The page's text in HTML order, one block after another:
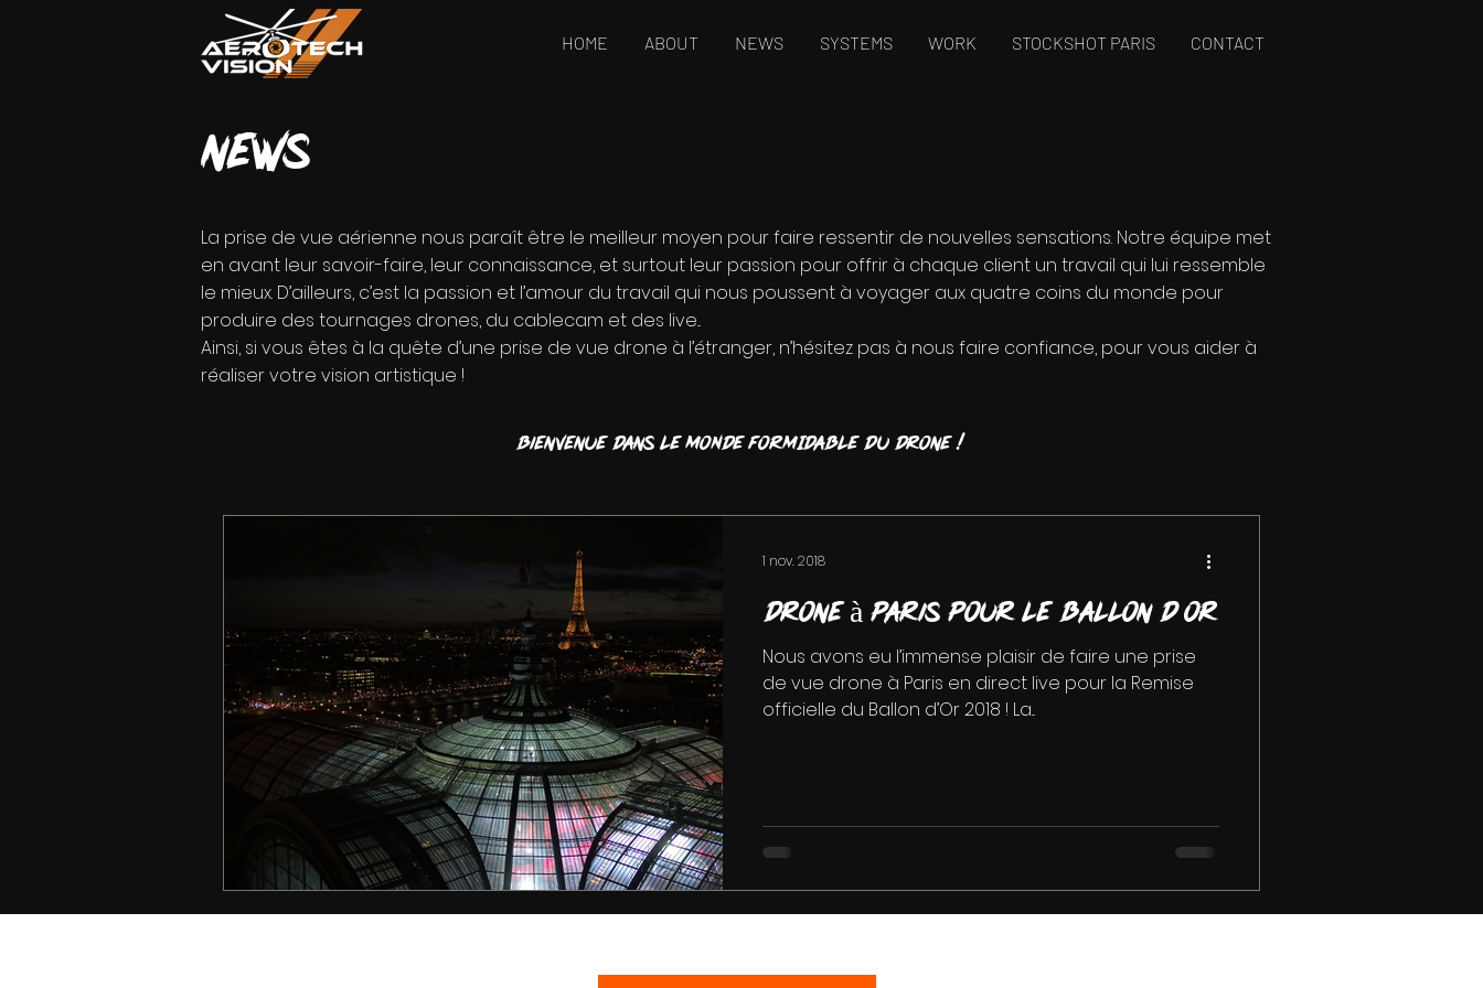
HOME ABOUT NEWS SYSTEMS WORK STOCKSHOT PARIS CONTACT
news
La prise de vue aérienne nous paraît être le meilleur moyen pour faire ressentir de nouvelles sensations. Notre équipe met
en avant leur savoir-faire, leur connaissance, et surtout leur passion pour offrir à chaque client un travail qui lui ressemble
le mieux. D’ailleurs, c’est la passion et l’amour du travail qui nous poussent à voyager aux quatre coins du monde pour
produire des tournages drones, du cablecam et des live...
Ainsi, si vous êtes à la quête d’une prise de vue drone à l’étranger, n’hésitez pas à nous faire confiance, pour vous aider à
réaliser votre vision artistique !
Bienvenue dans LE MONDE FORMIDABLE du drone !
Drone à Paris pour le Ballon d Or
Nous avons eu l’immense plaisir de faire une prise
de vue drone à Paris en direct live pour la Remise
officielle du Ballon d’Or 2018 ! La...
1 nov. 2018